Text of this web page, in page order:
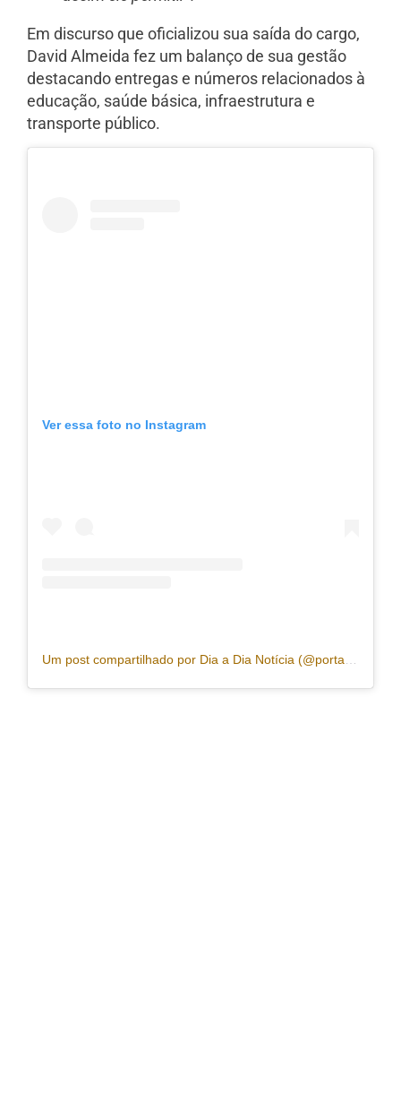
Em discurso que oficializou sua saída do cargo,
David Almeida fez um balanço de sua gestão
destacando entregas e números relacionados à
educação, saúde básica, infraestrutura e
transporte público.
Ver essa foto no Instagram